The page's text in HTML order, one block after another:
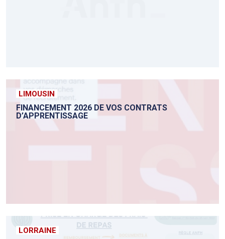
LIMOUSIN
FINANCEMENT 2026 DE VOS CONTRATS
D’APPRENTISSAGE
LORRAINE